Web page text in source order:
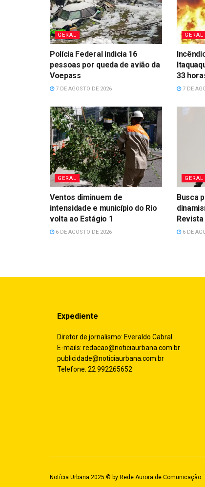
GERAL
Polícia Federal indicia 16
pessoas por queda de avião da
Voepass
7 DE AGOSTO DE 2026
GERAL
33
7 DE
GERAL
Ventos diminuem de
intensidade e município do Rio
volta ao Estágio 1
6 DE AGOSTO DE 2026
GERAL
Busca
6 DE
Expediente
Diretor de jornalismo: Everaldo Cabral
E-mails: redacao@noticiaurbana.com.br
publicidade@noticiaurbana.com.br
Telefone: 22 992265652
Notícia Urbana 2025 © by Rede Aurora de Comunicação